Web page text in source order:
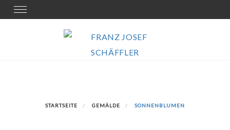
Skip
to
Toggle
navigation
STARTSEITE GEMÄLDE SONNENBLUMEN